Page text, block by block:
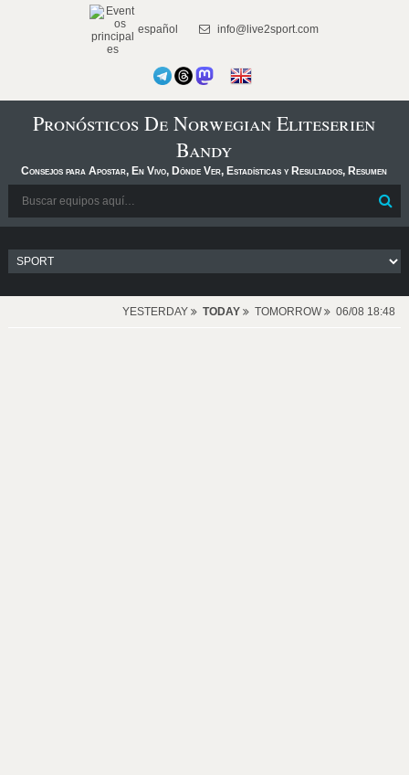
español info@live2sport.com
Pronósticos De Norwegian Eliteserien
Bandy
Consejos para Apostar, En Vivo, Dónde Ver, Estadísticas y Resultados, Resumen
YESTERDAY TODAY TOMORROW 06/08 18:48